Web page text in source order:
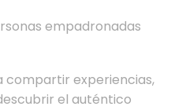
empadronadas
compartir experiencias,
el auténtico